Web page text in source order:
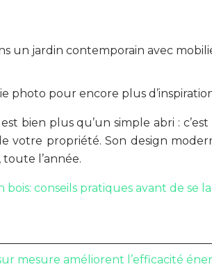
photo pour encore plus
bien plus qu’un simple abri :
votre propriété. Son design
l’année.
bois: conseils pratiques avant de se
mesure améliorent l’efficacité